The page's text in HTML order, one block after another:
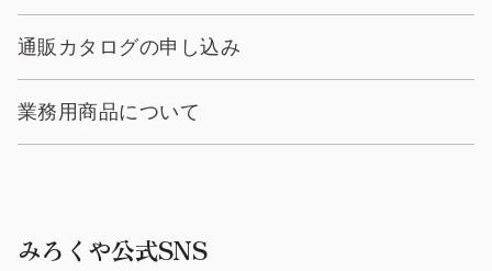
通販カタログの申し込み
業務用商品について
みろくや公式SNS